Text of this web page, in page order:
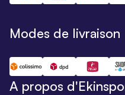
Modes de livraison
A propos